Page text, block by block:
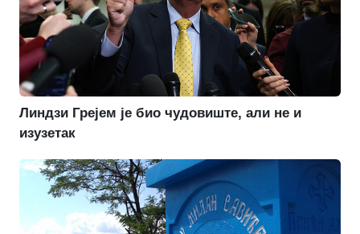
Линдзи Грејем је био чудовиште, али не и
изузетак